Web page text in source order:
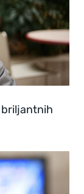
briljantnih